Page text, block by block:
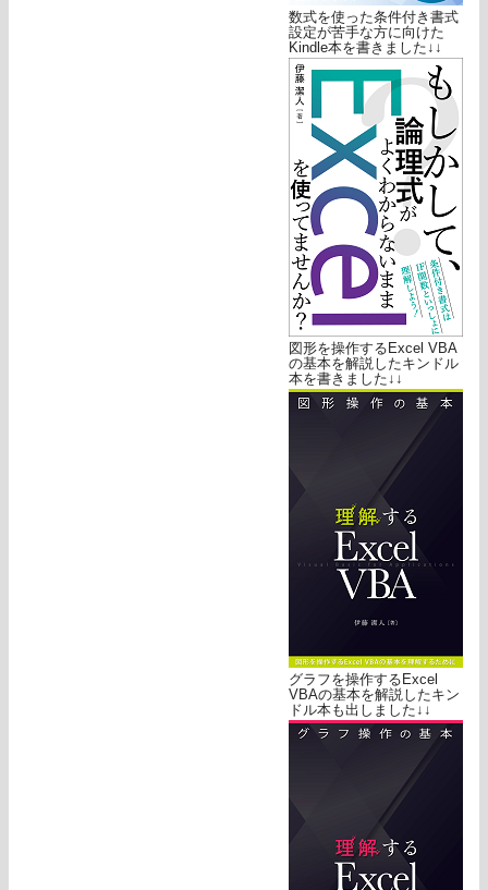
数式を使った条件付き書式
設定が苦手な方に向けた
Kindle本を書きました↓↓
図形を操作するExcel VBA
の基本を解説したキンドル
本を書きました↓↓
グラフを操作するExcel
VBAの基本を解説したキン
ドル本も出しました↓↓